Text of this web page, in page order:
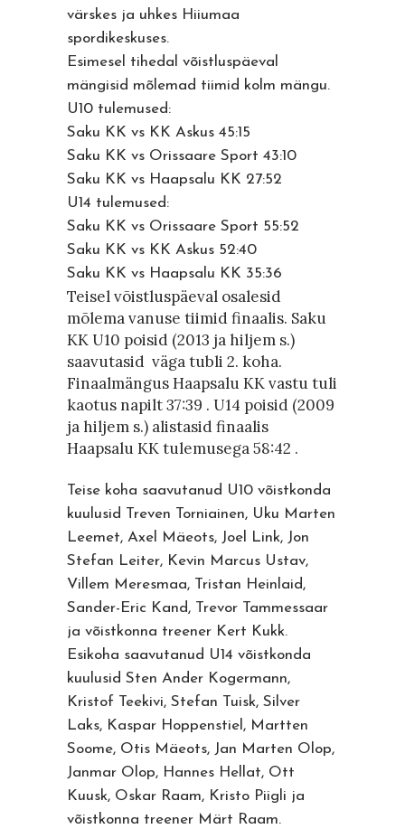
värskes ja uhkes Hiiumaa
spordikeskuses.
Esimesel tihedal võistluspäeval
mängisid mõlemad tiimid kolm mängu.
U10 tulemused:
Saku KK vs KK Askus 45:15
Saku KK vs Orissaare Sport 43:10
Saku KK vs Haapsalu KK 27:52
U14 tulemused:
Saku KK vs Orissaare Sport 55:52
Saku KK vs KK Askus 52:40
Saku KK vs Haapsalu KK 35:36
Teisel võistluspäeval osalesid
mõlema vanuse tiimid finaalis. Saku
KK U10 poisid (2013 ja hiljem s.)
saavutasid väga tubli 2. koha.
Finaalmängus Haapsalu KK vastu tuli
kaotus napilt 37:39 . U14 poisid (2009
ja hiljem s.) alistasid finaalis
Haapsalu KK tulemusega 58:42 .
Teise koha saavutanud U10 võistkonda
kuulusid Treven Torniainen, Uku Marten
Leemet, Axel Mäeots, Joel Link, Jon
Stefan Leiter, Kevin Marcus Ustav,
Villem Meresmaa, Tristan Heinlaid,
Sander-Eric Kand, Trevor Tammessaar
ja võistkonna treener Kert Kukk.
Esikoha saavutanud U14 võistkonda
kuulusid Sten Ander Kogermann,
Kristof Teekivi, Stefan Tuisk, Silver
Laks, Kaspar Hoppenstiel, Martten
Soome, Otis Mäeots, Jan Marten Olop,
Janmar Olop, Hannes Hellat, Ott
Kuusk, Oskar Raam, Kristo Piigli ja
võistkonna treener Märt Raam.